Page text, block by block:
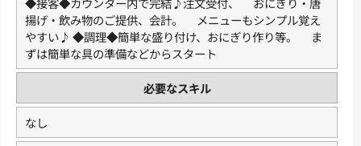
揚げ・飲み物のご提供、会計。 メニューもシンプル覚え
やすい♪ ◆調理◆簡単な盛り付け、おにぎり作り等。 ま
ずは簡単な具の準備などからスタート
必要なスキル
なし